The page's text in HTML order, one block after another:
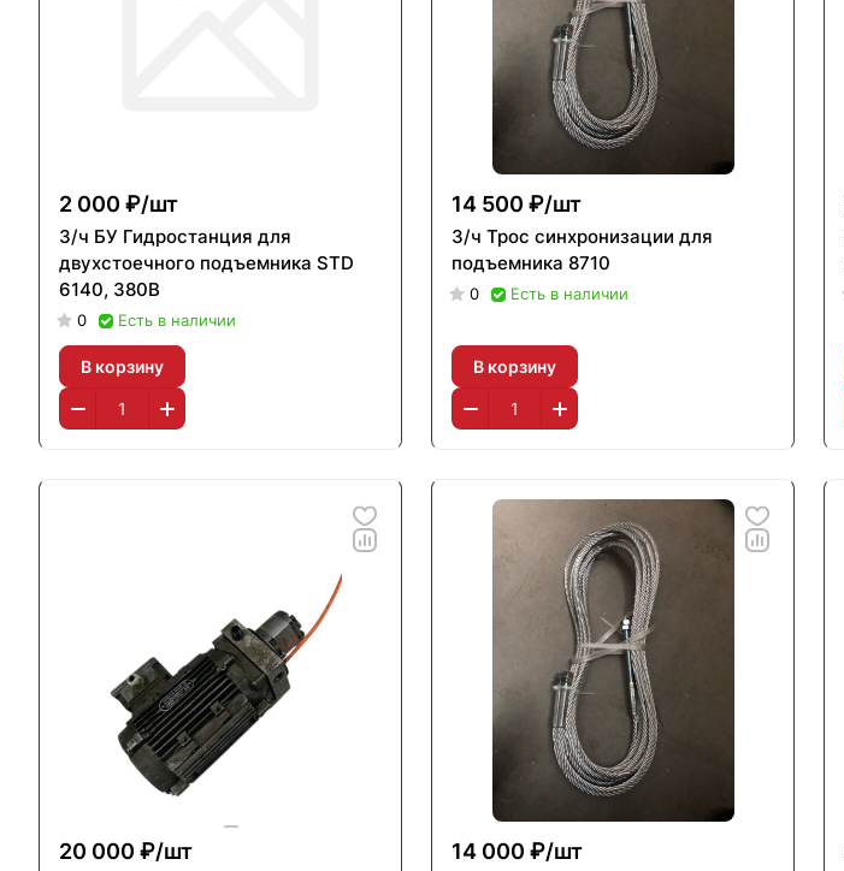
2 000 ₽/шт
З/ч БУ Гидростанция для
двухстоечного подъемника STD
6140, 380В
0 Есть в наличии
В корзину
14 500 ₽/шт
З/ч Трос синхронизации для
подъемника 8710
0 Есть в наличии
В корзину
20 000 ₽/шт 14 000 ₽/шт